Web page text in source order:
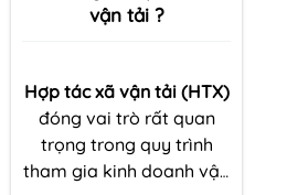
vận tải ?
Hợp tác xã vận tải (HTX)
đóng vai trò rất quan
trọng trong quy trình
tham gia kinh doanh vận